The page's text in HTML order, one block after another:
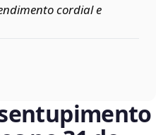
cordial e